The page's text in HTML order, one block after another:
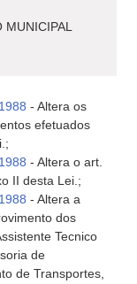
- Altera os
efetuados
- Altera o art.
II desta Lei.;
- Altera a
dos
Tecnico
de
de Transportes,